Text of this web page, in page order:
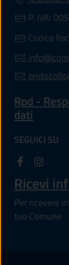
P. IVA:
Codice
Rpd -
dati
SEGUICI SU
Ricevi
Per ricevere
tuo Comune